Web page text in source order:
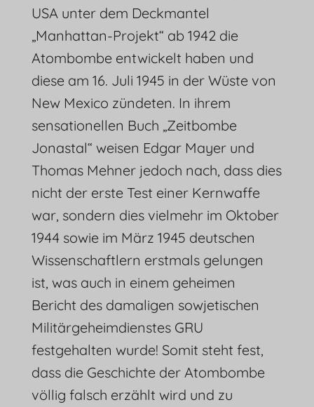
USA unter dem Deckmantel
„Manhattan-Projekt“ ab 1942 die
Atombombe entwickelt haben und
diese am 16. Juli 1945 in der Wüste von
New Mexico zündeten. In ihrem
sensationellen Buch „Zeitbombe
Jonastal“ weisen Edgar Mayer und
Thomas Mehner jedoch nach, dass dies
nicht der erste Test einer Kernwaffe
war, sondern dies vielmehr im Oktober
1944 sowie im März 1945 deutschen
Wissenschaftlern erstmals gelungen
ist, was auch in einem geheimen
Bericht des damaligen sowjetischen
Militärgeheimdienstes GRU
festgehalten wurde! Somit steht fest,
dass die Geschichte der Atombombe
völlig falsch erzählt wird und zu